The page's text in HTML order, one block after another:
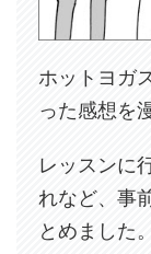
ホットヨガ
った感想を
レッスンに
れなど、事
とめました。